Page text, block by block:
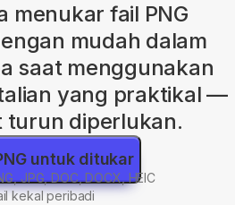
menukar fail PNG
mudah dalam
saat menggunakan
yang praktikal —
turun diperlukan.
untuk ditukar
JPG, DOC, DOCX, HEIC
kekal peribadi